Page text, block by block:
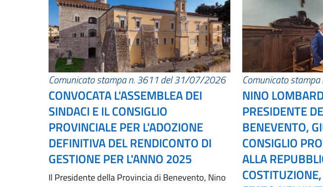
Comunicato stampa n. 3611 del 31/07/2026
CONVOCATA L'ASSEMBLEA DEI
SINDACI E IL CONSIGLIO
PROVINCIALE PER L'ADOZIONE
DEFINITIVA DEL RENDICONTO DI
GESTIONE PER L'ANNO 2025
Il Presidente della Provincia di Benevento, Nino
Comunicato
NINO
PRESIDENTE
BENEVENTO,
CONSIGLIO
ALLA